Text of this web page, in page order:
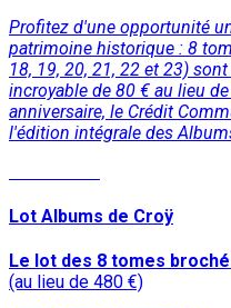
Profitez d'une opportunité
patrimoine historique : 8
18, 19, 20, 21, 22 et 23)
incroyable de 80 € au lieu
anniversaire, le Crédit
l'édition intégrale des
Lot Albums de Croÿ
Le lot des 8 tomes
(au lieu de 480 €)